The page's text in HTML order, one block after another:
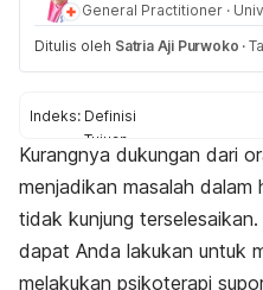
General Practitioner ·
Ditulis oleh Satria Aji Purwoko ·
Indeks: Definisi
Tujuan
Teknik
Prosedur
Kurangnya dukungan dari
menjadikan masalah
tidak kunjung
dapat Anda lakukan untuk
melakukan psikoterapi